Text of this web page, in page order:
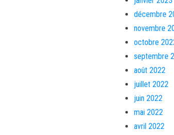
décembre
novembre
octobre
septembre
août 2022
juillet 2022
juin 2022
mai 2022
avril 2022